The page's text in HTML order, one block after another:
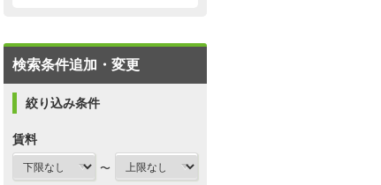
検索条件追加・変更
絞り込み条件
賃料
〜